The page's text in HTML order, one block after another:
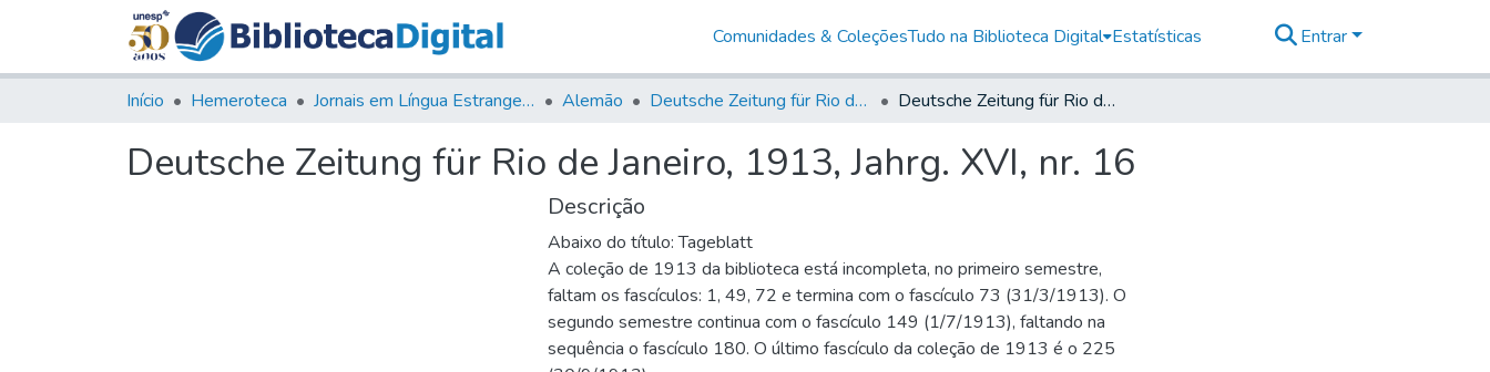
Comunidades & ColeçõesTudo na Biblioteca Digital Estatísticas Entrar
Início Hemeroteca Jornais em Língua Estrangeira Alemão Deutsche Zeitung für Rio de Janeiro Deutsche Zeitung für Rio de Janeiro, 1913, Jahrg. XVI, nr. 16
Deutsche Zeitung für Rio de Janeiro, 1913, Jahrg. XVI, nr. 16
Descrição
Abaixo do título: Tageblatt
A coleção de 1913 da biblioteca está incompleta, no primeiro semestre,
faltam os fascículos: 1, 49, 72 e termina com o fascículo 73 (31/3/1913). O
segundo semestre continua com o fascículo 149 (1/7/1913), faltando na
sequência o fascículo 180. O último fascículo da coleção de 1913 é o 225